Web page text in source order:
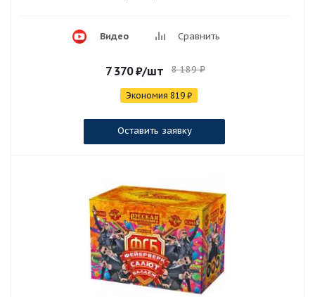
Видео Сравнить
7 370₽/шт 8 189₽
Экономия 819₽
Оставить заявку